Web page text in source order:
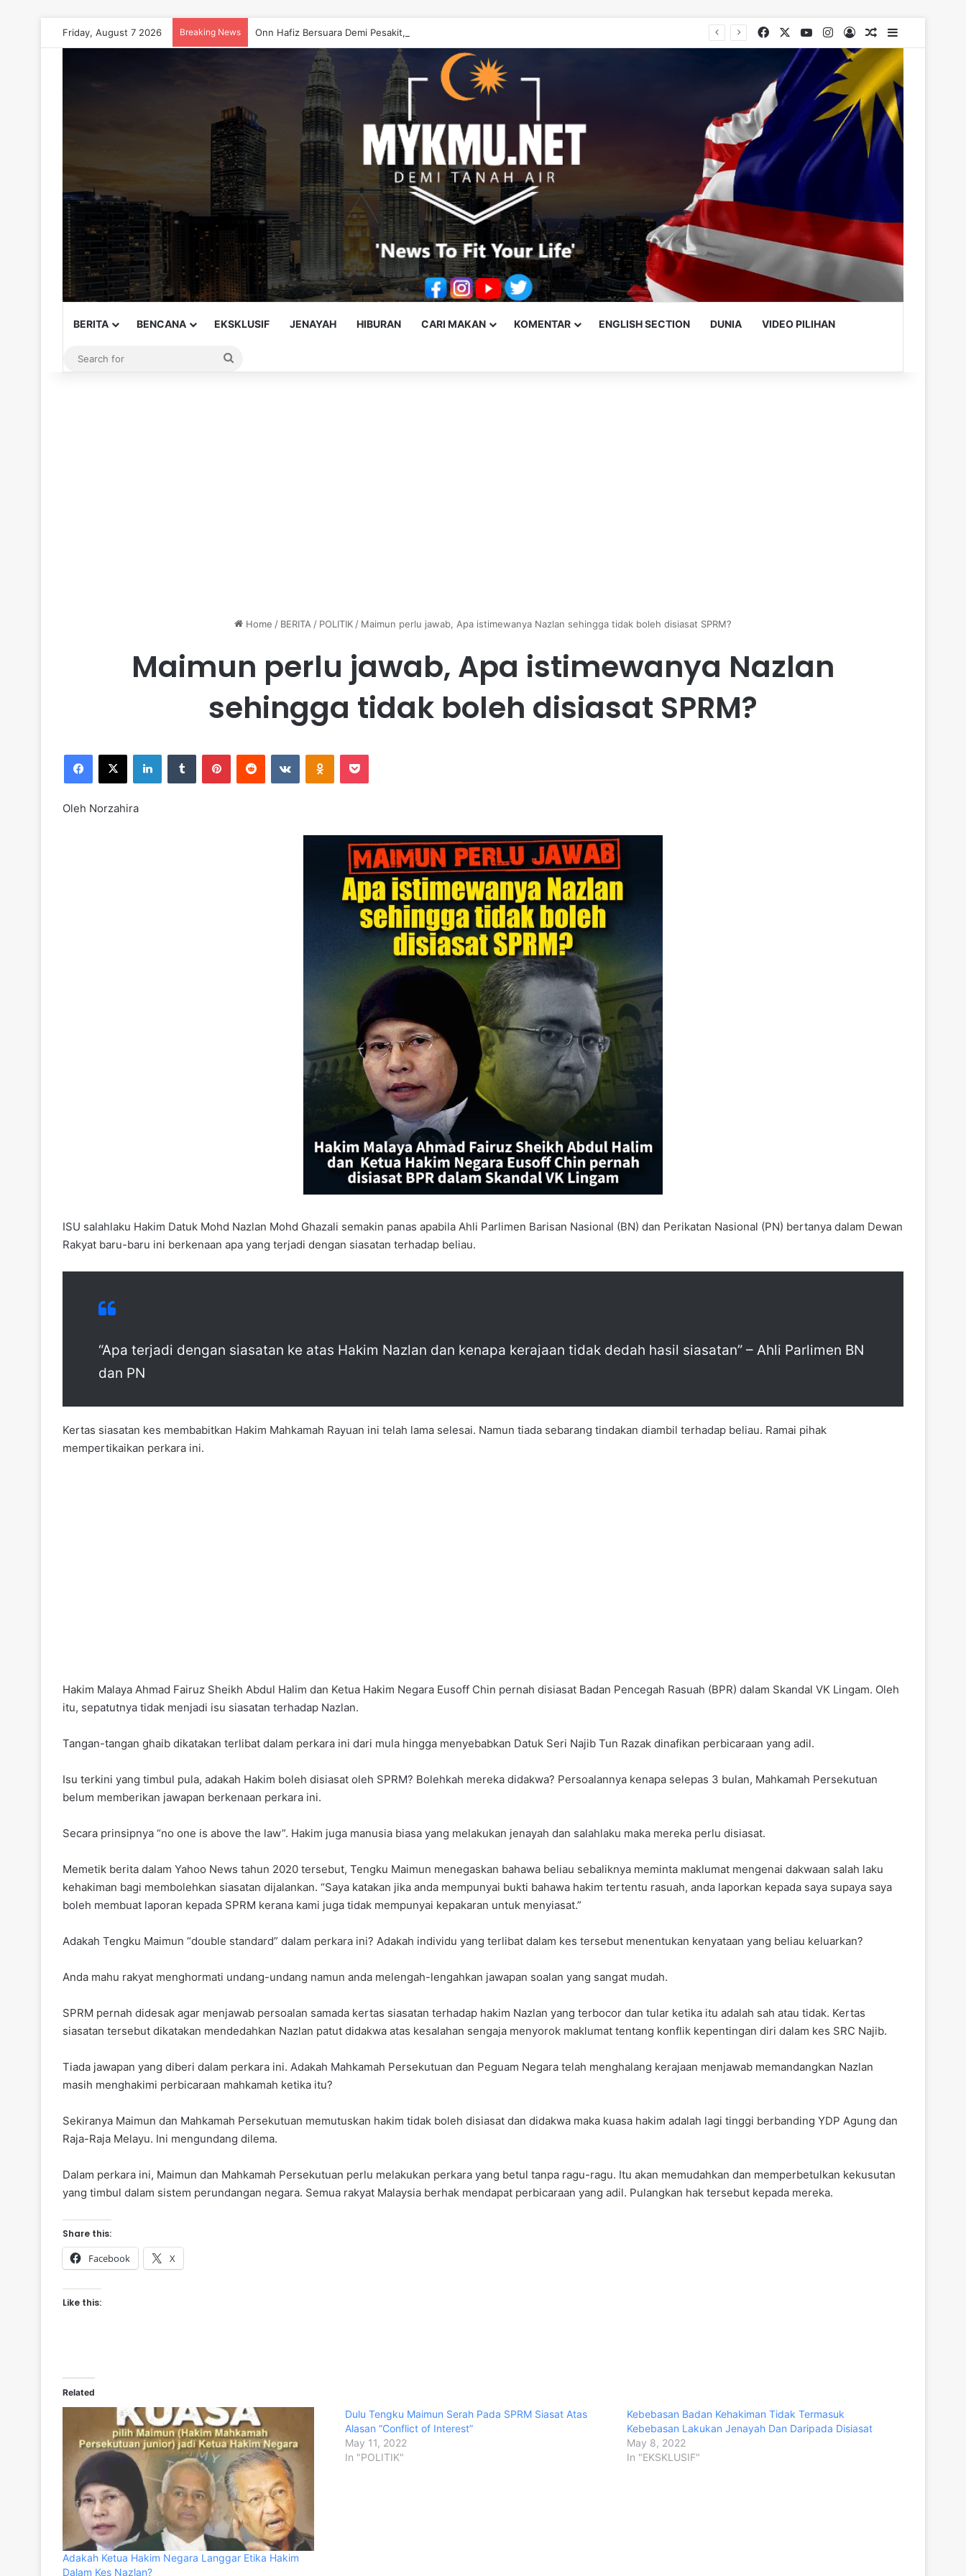
Friday, August 7 2026 Breaking News Onn Hafiz Bersuara Demi Pesakit, Jangan Diputarbelitkan – Hasrunizah Facebook YouTubeInstagram
Log InRandom Article
BERITA BENCANA EKSKLUSIF JENAYAH HIBURAN CARI MAKAN KOMENTAR ENGLISH SECTION DUNIA VIDEO PILIHAN
Home / BERITA / POLITIK / Maimun perlu jawab, Apa istimewanya Nazlan sehingga tidak boleh disiasat SPRM?
Maimun perlu jawab, Apa istimewanya Nazlan
sehingga tidak boleh disiasat SPRM?
Oleh Norzahira
ISU salahlaku Hakim Datuk Mohd Nazlan Mohd Ghazali semakin panas apabila Ahli Parlimen Barisan Nasional (BN) dan Perikatan Nasional (PN) bertanya dalam Dewan
Rakyat baru-baru ini berkenaan apa yang terjadi dengan siasatan terhadap beliau.
“Apa terjadi dengan siasatan ke atas Hakim Nazlan dan kenapa kerajaan tidak dedah hasil siasatan” – Ahli Parlimen BN
dan PN
Kertas siasatan kes membabitkan Hakim Mahkamah Rayuan ini telah lama selesai. Namun tiada sebarang tindakan diambil terhadap beliau. Ramai pihak
mempertikaikan perkara ini.
Hakim Malaya Ahmad Fairuz Sheikh Abdul Halim dan Ketua Hakim Negara Eusoff Chin pernah disiasat Badan Pencegah Rasuah (BPR) dalam Skandal VK Lingam. Oleh
itu, sepatutnya tidak menjadi isu siasatan terhadap Nazlan.
Tangan-tangan ghaib dikatakan terlibat dalam perkara ini dari mula hingga menyebabkan Datuk Seri Najib Tun Razak dinafikan perbicaraan yang adil.
Isu terkini yang timbul pula, adakah Hakim boleh disiasat oleh SPRM? Bolehkah mereka didakwa? Persoalannya kenapa selepas 3 bulan, Mahkamah Persekutuan
belum memberikan jawapan berkenaan perkara ini.
Secara prinsipnya “no one is above the law”. Hakim juga manusia biasa yang melakukan jenayah dan salahlaku maka mereka perlu disiasat.
Memetik berita dalam Yahoo News tahun 2020 tersebut, Tengku Maimun menegaskan bahawa beliau sebaliknya meminta maklumat mengenai dakwaan salah laku
kehakiman bagi membolehkan siasatan dijalankan. “Saya katakan jika anda mempunyai bukti bahawa hakim tertentu rasuah, anda laporkan kepada saya supaya saya
boleh membuat laporan kepada SPRM kerana kami juga tidak mempunyai kepakaran untuk menyiasat.”
Adakah Tengku Maimun “double standard” dalam perkara ini? Adakah individu yang terlibat dalam kes tersebut menentukan kenyataan yang beliau keluarkan?
Anda mahu rakyat menghormati undang-undang namun anda melengah-lengahkan jawapan soalan yang sangat mudah.
SPRM pernah didesak agar menjawab persoalan samada kertas siasatan terhadap hakim Nazlan yang terbocor dan tular ketika itu adalah sah atau tidak. Kertas
siasatan tersebut dikatakan mendedahkan Nazlan patut didakwa atas kesalahan sengaja menyorok maklumat tentang konflik kepentingan diri dalam kes SRC Najib.
Tiada jawapan yang diberi dalam perkara ini. Adakah Mahkamah Persekutuan dan Peguam Negara telah menghalang kerajaan menjawab memandangkan Nazlan
masih menghakimi perbicaraan mahkamah ketika itu?
Sekiranya Maimun dan Mahkamah Persekutuan memutuskan hakim tidak boleh disiasat dan didakwa maka kuasa hakim adalah lagi tinggi berbanding YDP Agung dan
Raja-Raja Melayu. Ini mengundang dilema.
Dalam perkara ini, Maimun dan Mahkamah Persekutuan perlu melakukan perkara yang betul tanpa ragu-ragu. Itu akan memudahkan dan memperbetulkan kekusutan
yang timbul dalam sistem perundangan negara. Semua rakyat Malaysia berhak mendapat perbicaraan yang adil. Pulangkan hak tersebut kepada mereka.
Share this:
Facebook X
Like this:
Related
Adakah Ketua Hakim Negara Langgar Etika Hakim
Dalam Kes Nazlan?
Dulu Tengku Maimun Serah Pada SPRM Siasat Atas
Alasan “Conflict of Interest”
May 11, 2022
In "POLITIK"
Kebebasan Badan Kehakiman Tidak Termasuk
Kebebasan Lakukan Jenayah Dan Daripada Disiasat
May 8, 2022
In "EKSKLUSIF"